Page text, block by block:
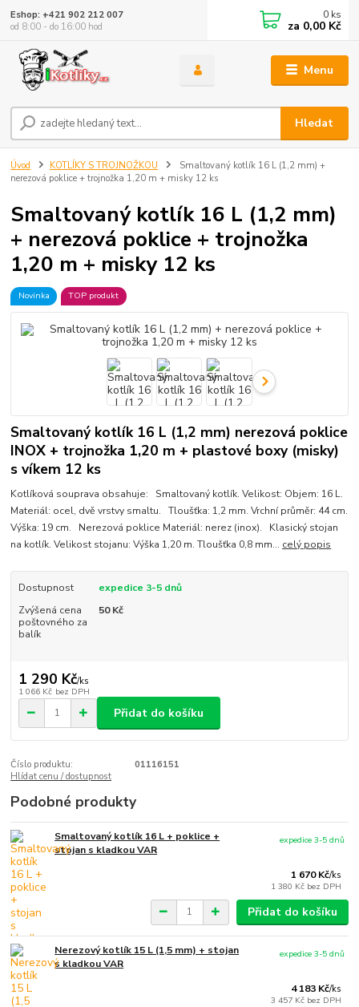
Menu
Hledat
Eshop: +421 902 212 007
od 8:00 - do 16:00 hod
0 ks
za 0,00 Kč
Úvod KOTLÍKY S TROJNOŽKOU
Smaltovaný kotlík 16 L (1,2 mm) +
nerezová poklice + trojnožka 1,20 m + misky 12 ks
Smaltovaný kotlík 16 L (1,2 mm)
+ nerezová poklice + trojnožka
1,20 m + misky 12 ks
Novinka TOP produkt
Smaltovaný kotlík 16 L (1,2 mm) nerezová poklice
INOX + trojnožka 1,20 m + plastové boxy (misky)
s víkem 12 ks
Kotlíková souprava obsahuje: Smaltovaný kotlík. Velikost: Objem: 16 L.
Materiál: ocel, dvě vrstvy smaltu. Tloušťka: 1,2 mm. Vrchní průměr: 44 cm.
Výška: 19 cm. Nerezová poklice Materiál: nerez (inox). Klasický stojan
na kotlík. Velikost stojanu: Výška 1,20 m. Tloušťka 0,8 mm... celý popis
Dostupnost
expedice 3-5 dnů
Zvýšená cena
poštovného za
balík
50 Kč
1 290 Kč/ks
1 066 Kč bez DPH
Přidat do košíku
Číslo produktu:
01116151
Hlídat cenu / dostupnost
Podobné produkty
Smaltovaný kotlík 16 L + poklice +
stojan s kladkou VAR
1 670 Kč/ks
1 380 Kč bez DPH
expedice 3-5 dnů
Přidat do košíku
Nerezový kotlík 15 L (1,5 mm) + stojan
s kladkou VAR
4 183 Kč/ks
3 457 Kč bez DPH
expedice 3-5 dnů